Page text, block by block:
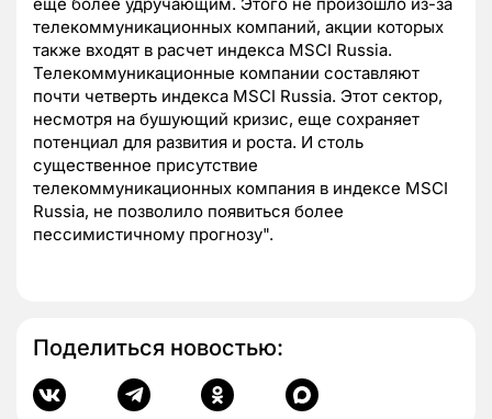
еще более удручающим. Этого не произошло из-за
телекоммуникационных компаний, акции которых
также входят в расчет индекса MSCI Russia.
Телекоммуникационные компании составляют
почти четверть индекса MSCI Russia. Этот сектор,
несмотря на бушующий кризис, еще сохраняет
потенциал для развития и роста. И столь
существенное присутствие
телекоммуникационных компания в индексе MSCI
Russia, не позволило появиться более
пессимистичному прогнозу".
Поделиться новостью: